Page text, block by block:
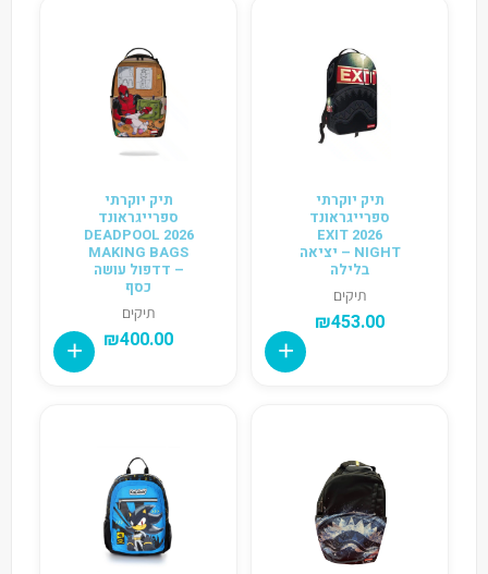
תיק יוקרתי
ספרייגראונד
2026 EXIT
NIGHT – יציאה
בלילה
תיקים
₪453.00
תיק יוקרתי
ספרייגראונד
2026 DEADPOOL
MAKING BAGS
– דדפול עושה
כסף
תיקים
₪400.00